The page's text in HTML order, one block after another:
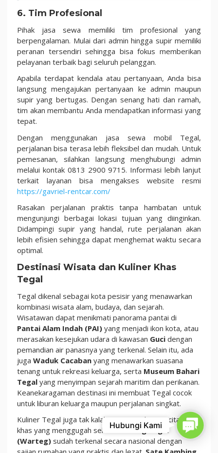
6. Tim Profesional
Pihak jasa sewa memiliki tim profesional yang
berpengalaman. Mulai dari admin hingga supir memiliki
peranan tersendiri sehingga bisa fokus memberikan
pelayanan terbaik bagi seluruh pelanggan.
Apabila terdapat kendala atau pertanyaan, Anda bisa
langsung mengajukan pertanyaan ke admin maupun
supir yang bertugas. Dengan senang hati dan ramah,
tim akan membantu Anda mendapatkan informasi yang
tepat.
Dengan menggunakan jasa sewa mobil Tegal,
perjalanan bisa terasa lebih fleksibel dan mudah. Untuk
pemesanan, silahkan langsung menghubungi admin
melalui kontak 0813 2900 9715. Informasi lebih lanjut
terkait layanan bisa mengakses website resmi
https://gavriel-rentcar.com/
Rasakan perjalanan praktis tanpa hambatan untuk
mengunjungi berbagai lokasi tujuan yang diinginkan.
Didampingi supir yang handal, rute perjalanan akan
lebih efisien sehingga dapat menghemat waktu secara
optimal.
Destinasi Wisata dan Kuliner Khas
Tegal
Tegal dikenal sebagai kota pesisir yang menawarkan
kombinasi wisata alam, budaya, dan sejarah.
Wisatawan dapat menikmati panorama pantai di
Pantai Alam Indah (PAI) yang menjadi ikon kota, atau
merasakan kesejukan udara di kawasan Guci dengan
pemandian air panasnya yang terkenal. Selain itu, ada
juga Waduk Cacaban yang menawarkan suasana
tenang untuk rekreasi keluarga, serta Museum Bahari
Tegal yang menyimpan sejarah maritim dan perikanan.
Keanekaragaman destinasi ini membuat Tegal cocok
untuk liburan keluarga maupun perjalanan singkat.
Kuliner Tegal juga tak kalah istimewa dengan cita rasa
khas yang menggugah selera.Warung Tegal
(Warteg) sudah terkenal secara nasional dengan
Hubungi Kami